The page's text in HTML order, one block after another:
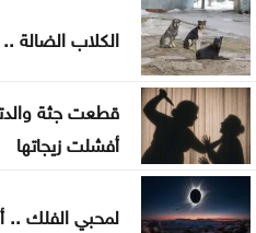
بعد 8 أشهر من
الأردن بكأس العرب
الكلاب
قطعت جثة
أفشلت زيجاتها
لمحبي الفلك ..